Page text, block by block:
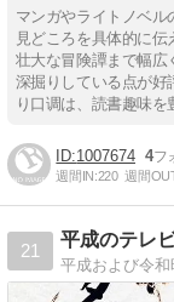
マンガやライトノベ
見どころを具体的に
壮大な冒険譚まで幅広
深掘りしている点が好
り口调は、読書趣味を
1007674 4
週間IN:220 週間
21
平成のテレ